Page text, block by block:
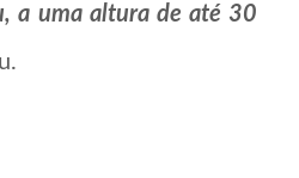
a uma altura de até 30